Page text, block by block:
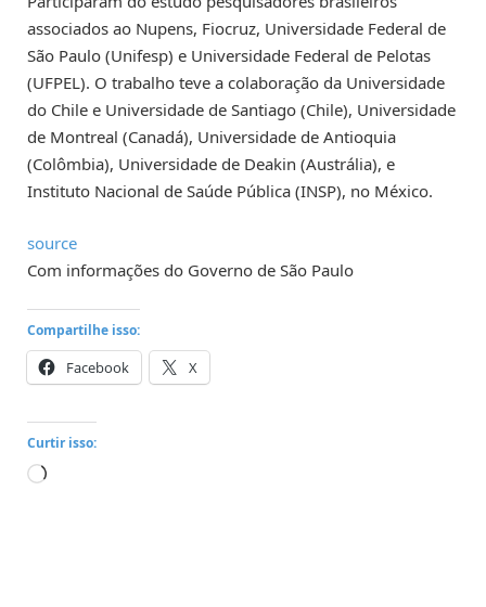
associados ao Nupens, Fiocruz, Universidade Federal de
São Paulo (Unifesp) e Universidade Federal de Pelotas
(UFPEL). O trabalho teve a colaboração da Universidade
do Chile e Universidade de Santiago (Chile), Universidade
de Montreal (Canadá), Universidade de Antioquia
(Colômbia), Universidade de Deakin (Austrália), e
Instituto Nacional de Saúde Pública (INSP), no México.
source
Com informações do Governo de São Paulo
Compartilhe isso:
Facebook X
Curtir isso:
Carregando...